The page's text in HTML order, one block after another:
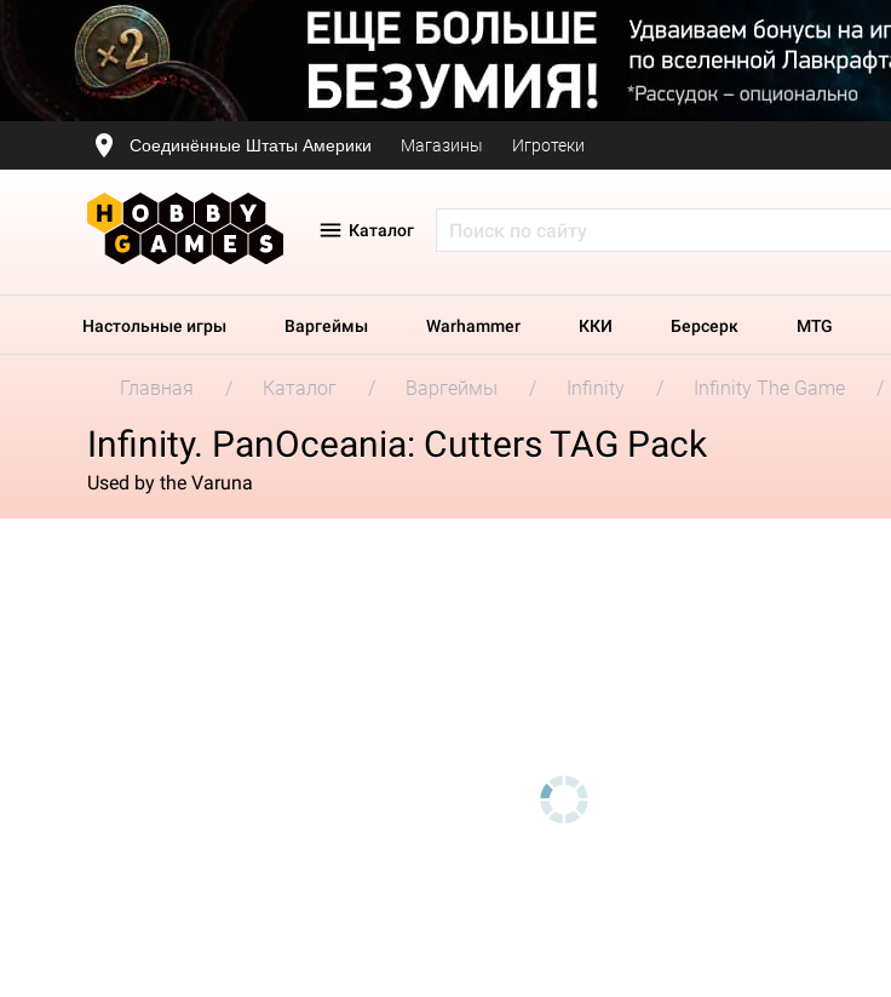
Соединённые Штаты Америки Магазины Игротеки
Каталог
Настольные игры Варгеймы Warhammer ККИ Берсерк MTG
Главная Каталог Варгеймы Infinity Infinity The Game
Infinity. PanOceania: Cutters TAG Pack
Used by the Varuna